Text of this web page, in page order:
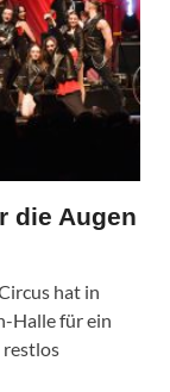
die Augen
hat in
Halle für ein
restlos